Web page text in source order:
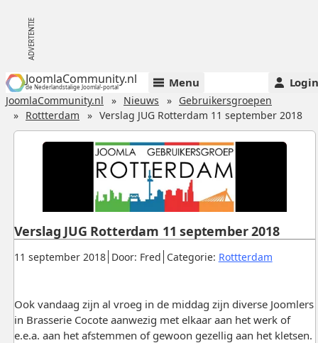
JoomlaCommunity.nl
de Nederlandstalige Joomla!-portal Menu Login
JoomlaCommunity.nl Nieuws
Gebruikersgroepen
Rottterdam
Verslag JUG Rotterdam 11 september 2018
Gepubliceerd:
11 september 2018. Door: Fred. Categorie: Rottterdam.
Verslag JUG Rotterdam 11 september 2018
Ook vandaag zijn al vroeg in de middag zijn diverse Joomlers
in Brasserie Cocote aanwezig met elkaar aan het werk of
e.e.a. aan het afstemmen of gewoon gezellig aan het kletsen.